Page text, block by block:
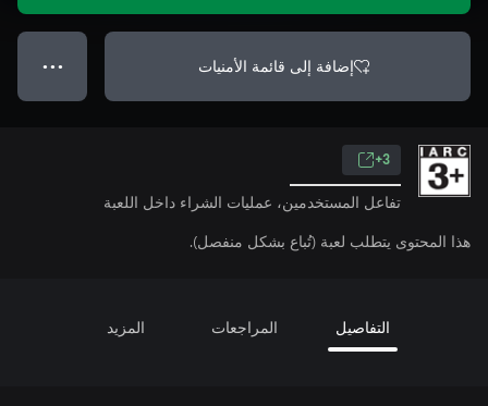
إضافة إلى قائمة الأمنيات ● ● ●
3+
تفاعل المستخدمين، عمليات الشراء داخل اللعبة
هذا المحتوى يتطلب لعبة (تُباع بشكل منفصل).
التفاصيل المراجعات المزيد